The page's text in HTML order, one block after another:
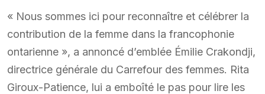
« Nous sommes ici pour reconnaître et célébrer la
contribution de la femme dans la francophonie
ontarienne », a annoncé d’emblée Émilie Crakondji,
directrice générale du Carrefour des femmes. Rita
Giroux-Patience, lui a emboîté le pas pour lire les